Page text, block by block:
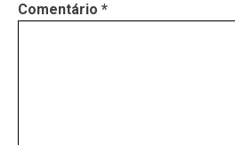
Comentário *